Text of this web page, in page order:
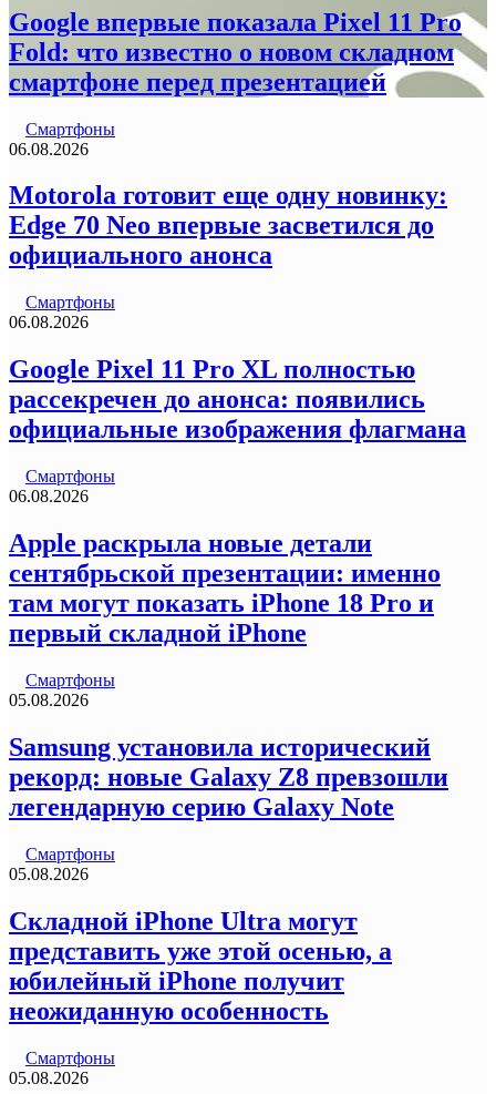
Google впервые показала Pixel 11 Pro
Fold: что известно о новом складном
смартфоне перед презентацией
Смартфоны
06.08.2026
Motorola готовит еще одну новинку:
Edge 70 Neo впервые засветился до
официального анонса
Смартфоны
06.08.2026
Google Pixel 11 Pro XL полностью
рассекречен до анонса: появились
официальные изображения флагмана
Смартфоны
06.08.2026
Apple раскрыла новые детали
сентябрьской презентации: именно
там могут показать iPhone 18 Pro и
первый складной iPhone
Смартфоны
05.08.2026
Samsung установила исторический
рекорд: новые Galaxy Z8 превзошли
легендарную серию Galaxy Note
Смартфоны
05.08.2026
Складной iPhone Ultra могут
представить уже этой осенью, а
юбилейный iPhone получит
неожиданную особенность
Смартфоны
05.08.2026